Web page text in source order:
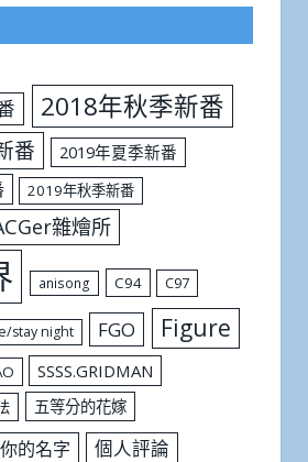
2018年秋季新番
番
2019年夏季新番
2019年秋季新番
雜燴所
anisong C94 C97
stay night FGO Figure
SSSS.GRIDMAN
五等分的花嫁
你的名字 個人評論